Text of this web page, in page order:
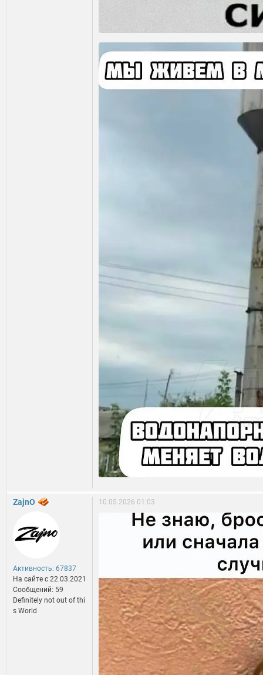
ZajnO
Активность: 67837
На сайте c 22.03.2021
Сообщений: 59
Definitely not out of thi
s World
10.05.2026 01:03